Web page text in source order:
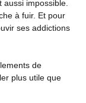
aussi impossible.
à fuir. Et pour
ses addictions
de
plus utile que